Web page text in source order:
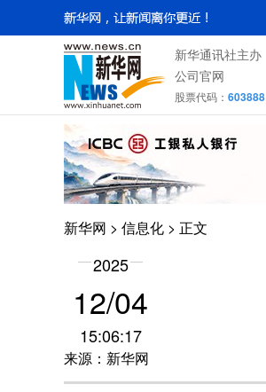
新华通讯社主办
公司官网
股票代码： 603888
新华网 > 信息化 > 正文
2025
12/04
15:06:17
来源：新华网